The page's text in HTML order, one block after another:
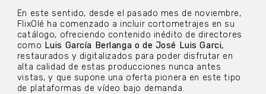
En este sentido, desde el pasado mes de noviembre,
FlixOlé ha comenzado a incluir cortometrajes en su
catálogo, ofreciendo contenido inédito de directores
como Luis García Berlanga o de José Luis Garci,
restaurados y digitalizados para poder disfrutar en
alta calidad de estas producciones nunca antes
vistas, y que supone una oferta pionera en este tipo
de plataformas de vídeo bajo demanda.